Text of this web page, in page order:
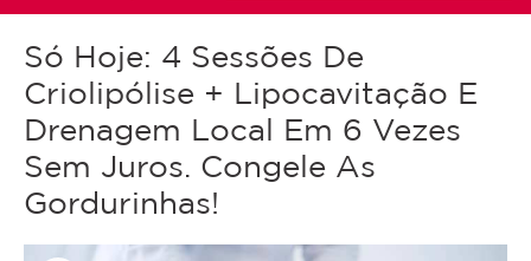
Só Hoje: 4 Sessões De
Criolipólise + Lipocavitação E
Drenagem Local Em 6 Vezes
Sem Juros. Congele As
Gordurinhas!